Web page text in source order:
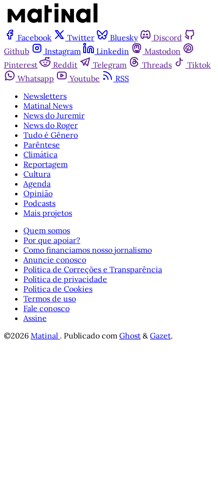
Facebook Twitter Bluesky
Discord
Github
Instagram Linkedin
Mastodon
Pinterest
Reddit Telegram Threads
Tiktok
Whatsapp
Youtube
RSS
Newsletters
Matinal News
News do Juremir
News do Roger
Tudo é Gênero
Parêntese
Climática
Reportagem
Cultura
Agenda
Opinião
Podcasts
Mais projetos
Quem somos
Por que apoiar?
Como financiamos nosso jornalismo
Anuncie conosco
Política de Correções e Transparência
Política de privacidade
Política de Cookies
Termos de uso
Fale conosco
Assine
©2026 Matinal . Publicado com Ghost & Gazet.